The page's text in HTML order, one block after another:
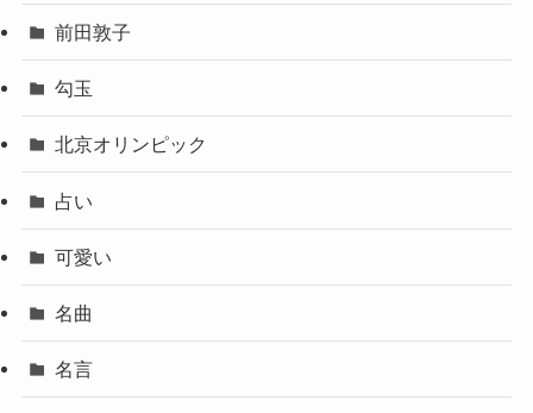
前田敦子
勾玉
北京オリンピック
占い
可愛い
名曲
名言